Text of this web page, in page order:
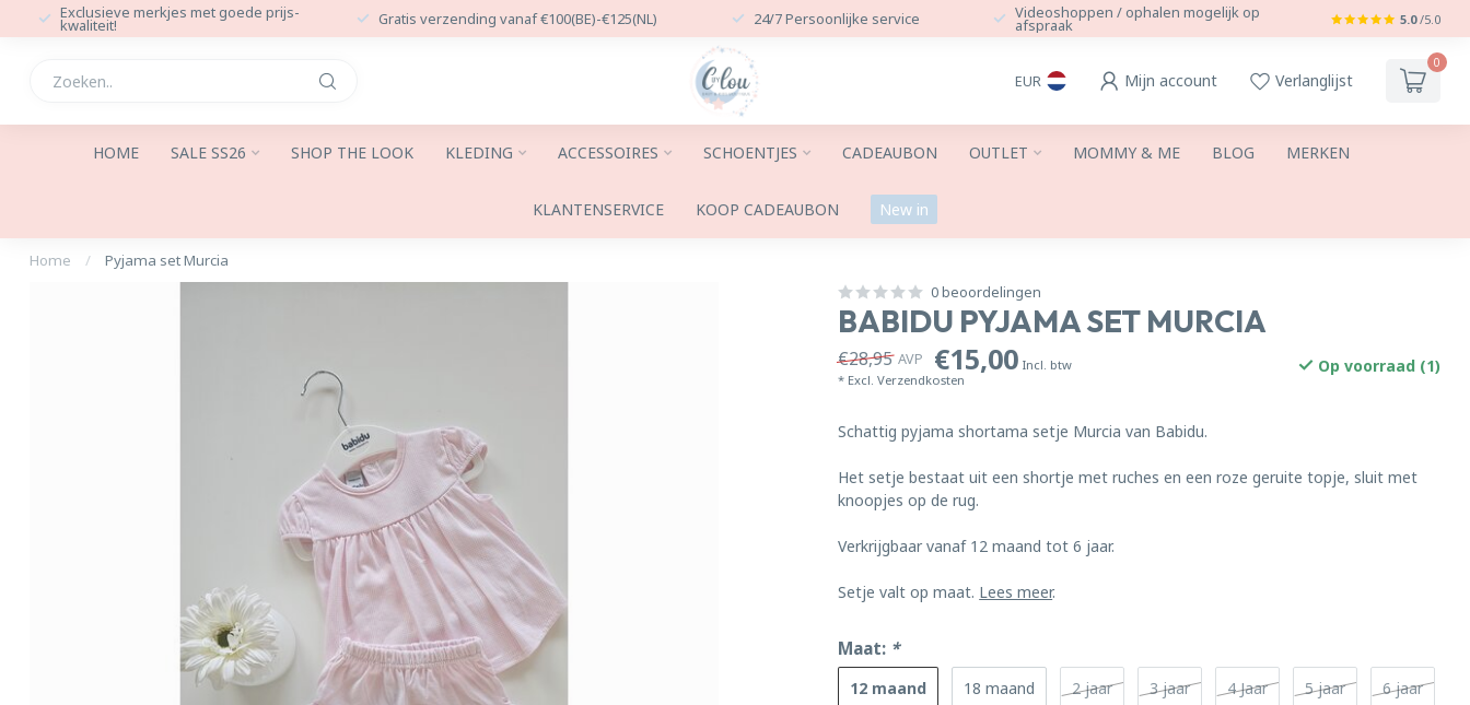
Exclusieve merkjes met goede prijs-
kwaliteit! Gratis verzending vanaf €100(BE)-€125(NL) 24/7 Persoonlijke service Videoshoppen / ophalen mogelijk op
afspraak 5.0 /5.0
EUR Mijn account Verlanglijst
0
HOME SALE SS26 SHOP THE LOOK KLEDING ACCESSOIRES SCHOENTJES CADEAUBON OUTLET MOMMY & ME BLOG MERKEN
KLANTENSERVICE KOOP CADEAUBON New in
Home / Pyjama set Murcia
0 beoordelingen
BABIDU PYJAMA SET MURCIA
€28,95 AVP €15,00 Incl. btw
* Excl.Verzendkosten
Op voorraad (1)
Schattig pyjama shortama setje Murcia van Babidu.
Het setje bestaat uit een shortje met ruches en een roze geruite topje, sluit met
knoopjes op de rug.
Verkrijgbaar vanaf 12 maand tot 6 jaar.
Setje valt op maat. Lees meer.
Maat: *
12 maand 18 maand 2 jaar 3 jaar 4 Jaar 5 jaar 6 jaar